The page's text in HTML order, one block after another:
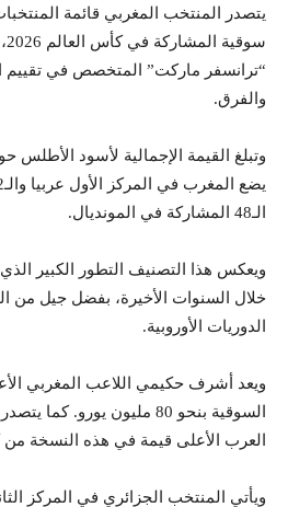
يتصدر المنتخب المغربي قائمة
“ترانسفر ماركت” المتخصص في تقييم
والفرق.
الـ48 المشاركة في المونديال.
ويعكس هذا التصنيف التطور الكبير
خلال السنوات الأخيرة، بفضل جيل من
الدوريات الأوروبية.
ويعد أشرف حكيمي اللاعب المغربي
السوقية بنحو 80 مليون يورو.
العرب الأعلى قيمة في هذه النسخة من